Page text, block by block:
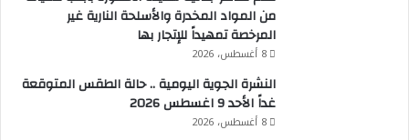
من المواد المخدرة والأسلحة النارية غير
المرخصة تمهيداً للإتجار بها
8 أغسطس، 2026
النشرة الجوية اليومية .. حالة الطقس المتوقعة
غداً الأحد 9 اغسطس 2026
8 أغسطس، 2026